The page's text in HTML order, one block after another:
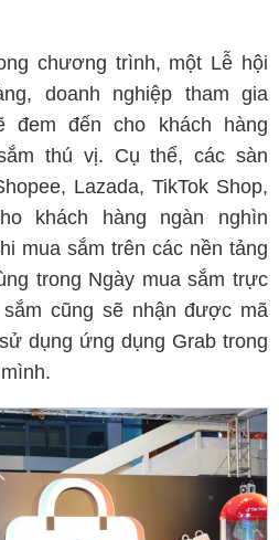
chương trình, một Lễ hội
doanh nghiệp tham gia
đến cho khách hàng
thú vị. Cụ thể, các sàn
Lazada, TikTok Shop,
khách hàng ngàn nghìn
mua sắm trên các nền tảng
trong Ngày mua sắm trực
cũng sẽ nhận được mã
dụng ứng dụng Grab trong